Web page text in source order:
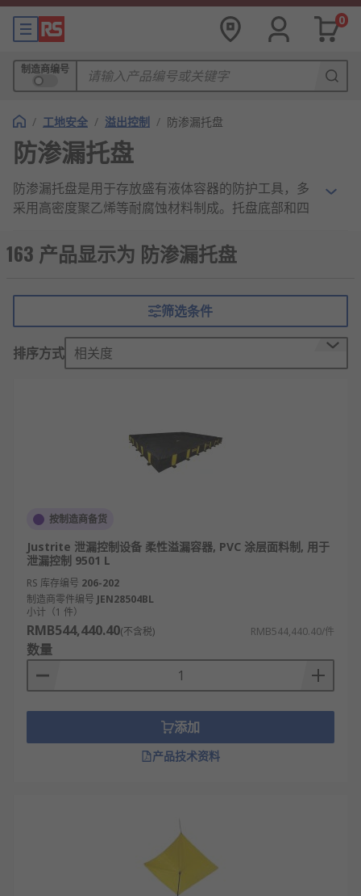
0
制造商编号
/ 工地安全 / 溢出控制 / 防渗漏托盘
防渗漏托盘
防渗漏托盘是用于存放盛有液体容器的防护工具，多
采用高密度聚乙烯等耐腐蚀材料制成。托盘底部和四
免环境污染和安全隐患。具有耐酸碱、抗冲击、易清
洁等特点，广泛应用于化工、仓储、实验室等场景，
防渗漏托盘工作原理
物理阻隔防漏：通过托盘底部与侧壁一体成型
隔舱，用于承接设备、容器泄漏的液体，为应
急处理争取时间，避免污染物快速蔓延。
漏液体自动流向集中区域或排液口，便于收集
耐腐蚀密封：采用耐酸碱、防腐蚀材料（如高
密度聚乙烯、不锈钢）及密封工艺，确保托盘
自身不被泄漏液体侵蚀，维持长期防漏性能。
吸附增强防护：部分托盘内置吸附材料（如吸
附棉、吸附颗粒），可快速吸收泄漏液体，减
少液体流动，提升防渗漏效果与应急处理能
力。
通过叠加或拼接，增加防溢高度，应对高流量
泄漏或突发大量泄漏情况。
高效防漏性：全封闭结构与高密封工艺，确保
163 产品显示为 防渗漏托盘
筛选条件
排序方式 相关度
按制造商备货
Justrite 泄漏控制设备 柔性溢漏容器, PVC 涂层面料制, 用于
泄漏控制 9501 L
RS 库存编号 206-202
制造商零件编号 JEN28504BL
小计（1 件）
RMB544,440.40(不含税) RMB544,440.40/件
数量
添加
产品技术资料